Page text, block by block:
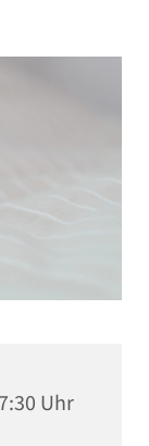
Uhr